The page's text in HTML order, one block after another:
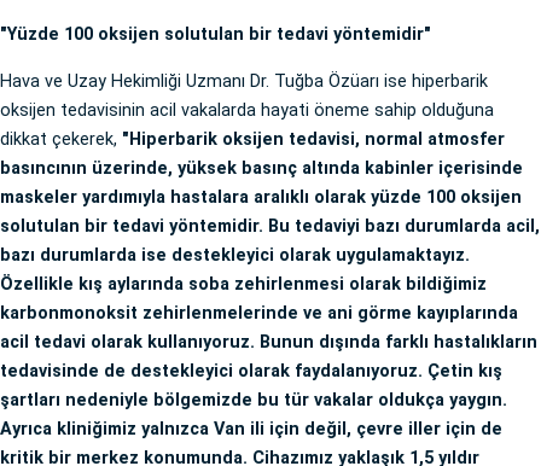
"Yüzde 100 oksijen solutulan bir tedavi yöntemidir"
Hava ve Uzay Hekimliği Uzmanı Dr. Tuğba Özüarı ise hiperbarik
oksijen tedavisinin acil vakalarda hayati öneme sahip olduğuna
dikkat çekerek, "Hiperbarik oksijen tedavisi, normal atmosfer
basıncının üzerinde, yüksek basınç altında kabinler içerisinde
maskeler yardımıyla hastalara aralıklı olarak yüzde 100 oksijen
solutulan bir tedavi yöntemidir. Bu tedaviyi bazı durumlarda acil,
bazı durumlarda ise destekleyici olarak uygulamaktayız.
Özellikle kış aylarında soba zehirlenmesi olarak bildiğimiz
karbonmonoksit zehirlenmelerinde ve ani görme kayıplarında
acil tedavi olarak kullanıyoruz. Bunun dışında farklı hastalıkların
tedavisinde de destekleyici olarak faydalanıyoruz. Çetin kış
şartları nedeniyle bölgemizde bu tür vakalar oldukça yaygın.
Ayrıca kliniğimiz yalnızca Van ili için değil, çevre iller için de
kritik bir merkez konumunda. Cihazımız yaklaşık 1,5 yıldır